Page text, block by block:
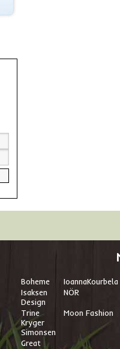
Boheme IoannaKourbela
Isaksen
Design
NÖR
Trine
Kryger
Simonsen
Moon Fashion
Great